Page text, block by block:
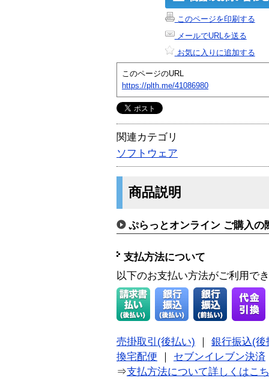
このページを印刷する
メールでURLを送る
お気に入りに追加する
このページのURL
https://plth.me/41086980
関連カテゴリ
ソフトウェア
商品説明
ぷらっとオンライン ご購入の
支払方法について
以下のお支払い方法がご利用で
売掛取引(後払い)
銀行振込(後
換宅配便
セブンイレブン決済
⇒支払方法について詳しくはこ